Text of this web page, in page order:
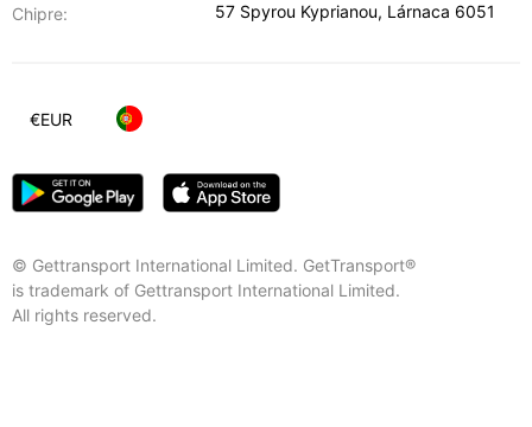
Chipre:
57 Spyrou Kyprianou, Lárnaca 6051
© Gettransport International Limited. GetTransport®
is trademark of Gettransport International Limited.
All rights reserved.
€EUR